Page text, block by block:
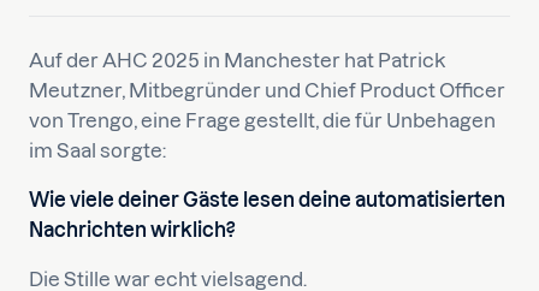
Auf der AHC 2025 in Manchester hat Patrick
Meutzner, Mitbegründer und Chief Product Officer
von Trengo, eine Frage gestellt, die für Unbehagen
im Saal sorgte:
Wie viele deiner Gäste lesen deine automatisierten
Nachrichten wirklich?
Die Stille war echt vielsagend.